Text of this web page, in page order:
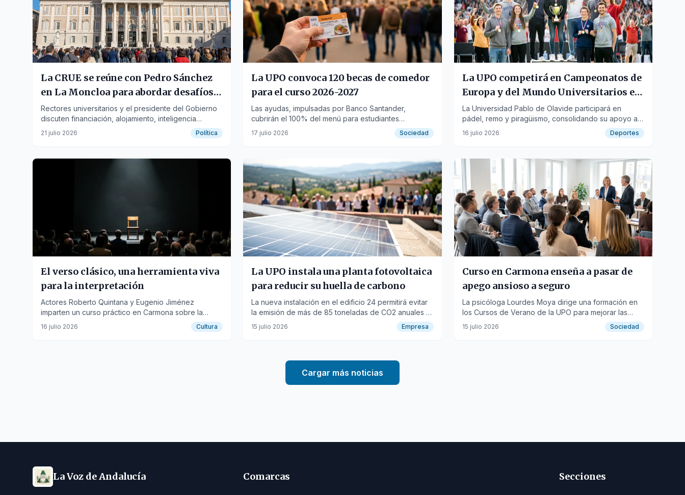
La CRUE se reúne con Pedro Sánchez
en La Moncloa para abordar desafíos
universitarios
Rectores universitarios y el presidente del Gobierno
discuten financiación, alojamiento, inteligencia
artificial y transformación digital.
21 julio 2026 Política
La UPO convoca 120 becas de comedor
para el curso 2026-2027
Las ayudas, impulsadas por Banco Santander,
cubrirán el 100% del menú para estudiantes
matriculados en grados de la universidad.
17 julio 2026 Sociedad
La UPO competirá en Campeonatos de
Europa y del Mundo Universitarios en
2026
La Universidad Pablo de Olavide participará en
pádel, remo y piragüismo, consolidando su apoyo al
talento deportivo y académico de sus estudiantes.
16 julio 2026 Deportes
El verso clásico, una herramienta viva
para la interpretación
Actores Roberto Quintana y Eugenio Jiménez
imparten un curso práctico en Carmona sobre la
vigencia del monólogo y la voz en el teatro.
16 julio 2026 Cultura
La UPO instala una planta fotovoltaica
para reducir su huella de carbono
La nueva instalación en el edificio 24 permitirá evitar
la emisión de más de 85 toneladas de CO2 anuales y
reducir costes energéticos.
15 julio 2026 Empresa
Curso en Carmona enseña a pasar de
apego ansioso a seguro
La psicóloga Lourdes Moya dirige una formación en
los Cursos de Verano de la UPO para mejorar las
relaciones personales y la autoestima.
15 julio 2026 Sociedad
Cargar más noticias
La Voz de Andalucía Comarcas Secciones